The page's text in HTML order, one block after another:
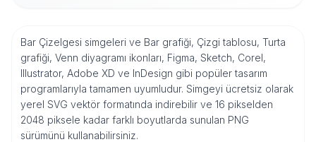
Bar Çizelgesi simgeleri ve Bar grafiği, Çizgi tablosu, Turta
grafiği, Venn diyagramı ikonları, Figma, Sketch, Corel,
Illustrator, Adobe XD ve InDesign gibi popüler tasarım
programlarıyla tamamen uyumludur. Simgeyi ücretsiz olarak
yerel SVG vektör formatında indirebilir ve 16 pikselden
2048 piksele kadar farklı boyutlarda sunulan PNG
sürümünü kullanabilirsiniz.